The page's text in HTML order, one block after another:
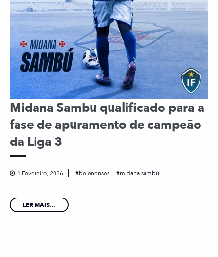
Midana Sambu qualificado para a
fase de apuramento de campeão
da Liga 3
4 Fevereiro, 2026 belenenses midana sambú
LER MAIS...